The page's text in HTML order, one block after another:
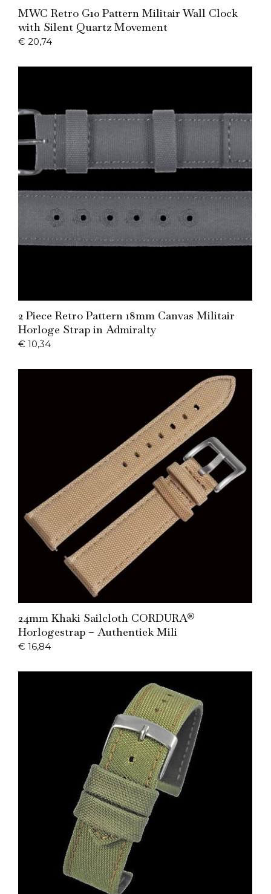
MWC Retro G10 Pattern Militair Wall Clock
with Silent Quartz Movement
€ 20,74
2 Piece Retro Pattern 18mm Canvas Militair
Horloge Strap in Admiralty
€ 10,34
24mm Khaki Sailcloth CORDURA®
Horlogestrap – Authentiek Mili
€ 16,84